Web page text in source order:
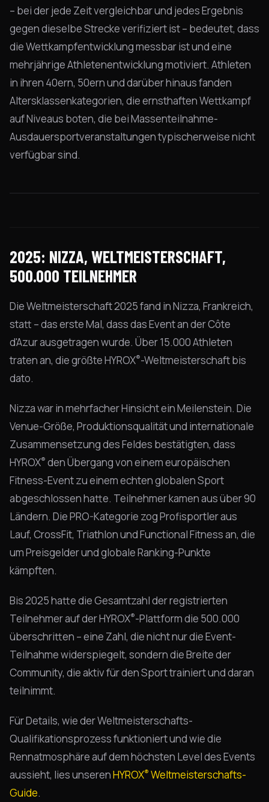
– bei der jede Zeit vergleichbar und jedes Ergebnis
gegen dieselbe Strecke verifiziert ist – bedeutet, dass
die Wettkampfentwicklung messbar ist und eine
mehrjährige Athletenentwicklung motiviert. Athleten
in ihren 40ern, 50ern und darüber hinaus fanden
Altersklassenkategorien, die ernsthaften Wettkampf
auf Niveaus boten, die bei Massenteilnahme-
Ausdauersportveranstaltungen typischerweise nicht
verfügbar sind.
2025: NIZZA, WELTMEISTERSCHAFT,
500.000 TEILNEHMER
Die Weltmeisterschaft 2025 fand in Nizza, Frankreich,
statt – das erste Mal, dass das Event an der Côte
d'Azur ausgetragen wurde. Über 15.000 Athleten
traten an, die größte HYROX®-Weltmeisterschaft bis
dato.
Nizza war in mehrfacher Hinsicht ein Meilenstein. Die
Venue-Größe, Produktionsqualität und internationale
Zusammensetzung des Feldes bestätigten, dass
HYROX® den Übergang von einem europäischen
Fitness-Event zu einem echten globalen Sport
abgeschlossen hatte. Teilnehmer kamen aus über 90
Ländern. Die PRO-Kategorie zog Profisportler aus
Lauf, CrossFit, Triathlon und Functional Fitness an, die
um Preisgelder und globale Ranking-Punkte
kämpften.
Bis 2025 hatte die Gesamtzahl der registrierten
Teilnehmer auf der HYROX®-Plattform die 500.000
überschritten – eine Zahl, die nicht nur die Event-
Teilnahme widerspiegelt, sondern die Breite der
Community, die aktiv für den Sport trainiert und daran
teilnimmt.
Für Details, wie der Weltmeisterschafts-
Qualifikationsprozess funktioniert und wie die
Rennatmosphäre auf dem höchsten Level des Events
aussieht, lies unserenHYROX® Weltmeisterschafts-
Guide.